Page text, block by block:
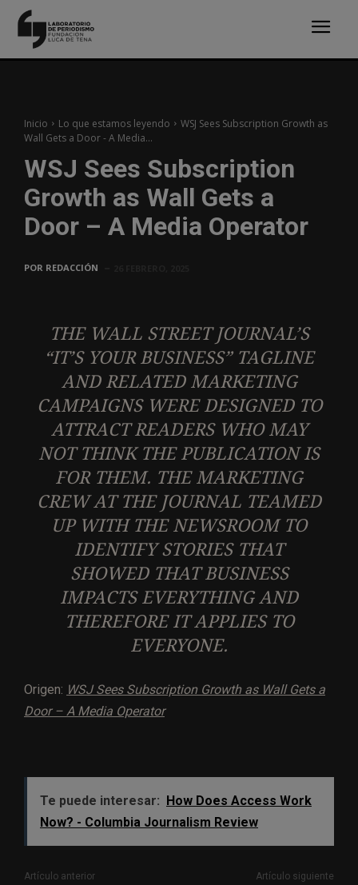
Inicio Lo que estamos leyendo
WSJ Sees Subscription Growth as
Wall Gets a Door - A Media...
WSJ Sees Subscription
Growth as Wall Gets a
Door – A Media Operator
POR REDACCIÓN
THE WALL STREET JOURNAL’S
“IT’S YOUR BUSINESS” TAGLINE
AND RELATED MARKETING
CAMPAIGNS WERE DESIGNED TO
ATTRACT READERS WHO MAY
NOT THINK THE PUBLICATION IS
FOR THEM. THE MARKETING
CREW AT THE JOURNAL TEAMED
UP WITH THE NEWSROOM TO
IDENTIFY STORIES THAT
SHOWED THAT BUSINESS
IMPACTS EVERYTHING AND
THEREFORE IT APPLIES TO
EVERYONE.
Origen: WSJ Sees Subscription Growth as Wall Gets a
Door – A Media Operator
Te puede interesar: How Does Access Work
Now? - Columbia Journalism Review
Artículo anterior Artículo siguiente